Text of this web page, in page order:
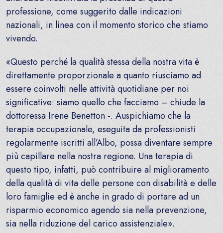
professione, come suggerito dalle indicazioni
nazionali, in linea con il momento storico che stiamo
vivendo.
«Questo perché la qualità stessa della nostra vita è
direttamente proporzionale a quanto riusciamo ad
essere coinvolti nelle attività quotidiane per noi
significative: siamo quello che facciamo – chiude la
dottoressa Irene Benetton -. Auspichiamo che la
terapia occupazionale, eseguita da professionisti
regolarmente iscritti all’Albo, possa diventare sempre
più capillare nella nostra regione. Una terapia di
questo tipo, infatti, può contribuire al miglioramento
della qualità di vita delle persone con disabilità e delle
loro famiglie ed è anche in grado di portare ad un
risparmio economico agendo sia nella prevenzione,
sia nella riduzione del carico assistenziale».